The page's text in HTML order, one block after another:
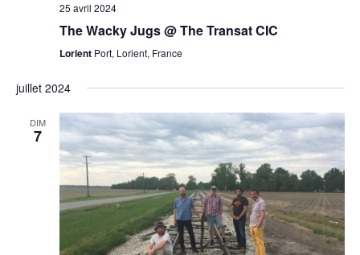
25 avril 2024
The Wacky Jugs @ The Transat CIC
Lorient Port, Lorient, France
juillet 2024
DIM
7